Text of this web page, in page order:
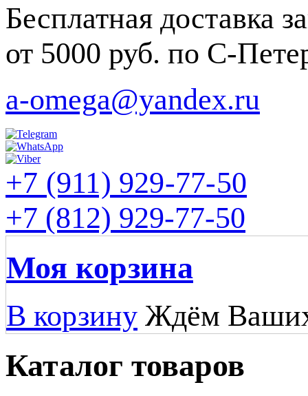
Бесплатная доставка
от 5000 руб. по С-
a-omega@yandex.ru
+7 (911) 929-77-50
+7 (812) 929-77-50
Моя корзина
В корзину Ждём
Каталог товаров